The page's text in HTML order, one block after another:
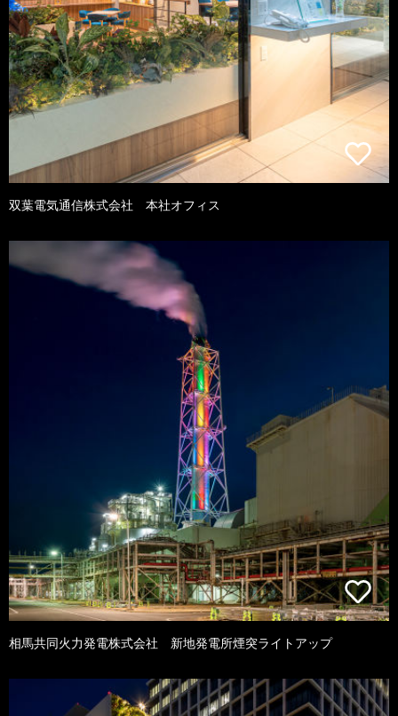
双葉電気通信株式会社 本社オフィス
相馬共同火力発電株式会社 新地発電所煙突ライトアップ